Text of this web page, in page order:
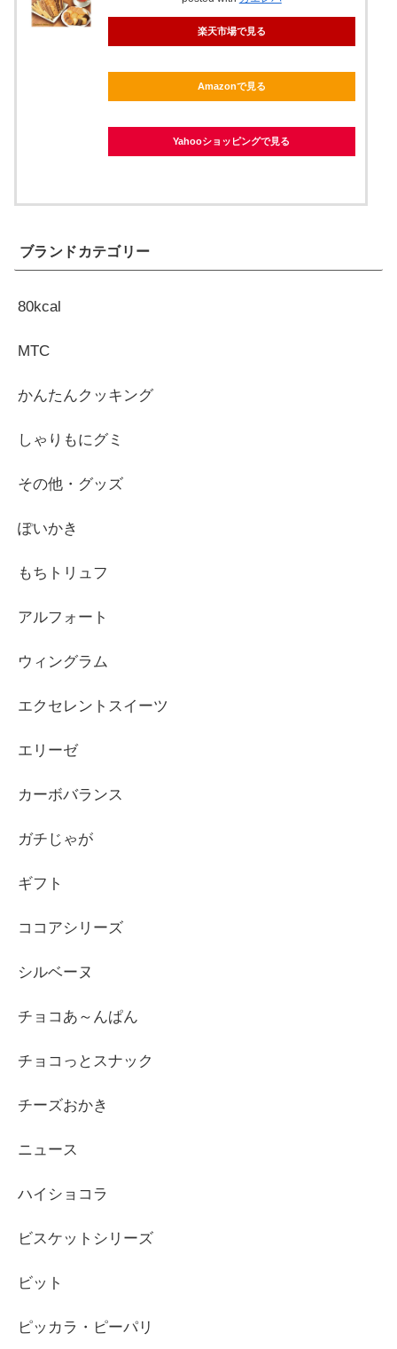
楽天市場で見る
Amazonで見る
Yahooショッピングで見る
ブランドカテゴリー
80kcal
MTC
かんたんクッキング
しゃりもにグミ
その他・グッズ
ぽいかき
もちトリュフ
アルフォート
ウィングラム
エクセレントスイーツ
エリーゼ
カーボバランス
ガチじゃが
ギフト
ココアシリーズ
シルベーヌ
チョコあ～んぱん
チョコっとスナック
チーズおかき
ニュース
ハイショコラ
ビスケットシリーズ
ビット
ピッカラ・ピーパリ